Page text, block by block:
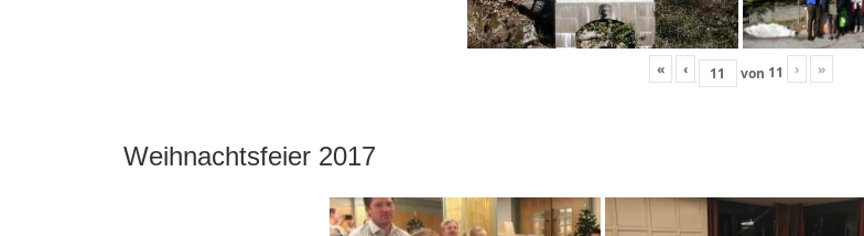
« ‹ von 11 › »
Weihnachtsfeier 2017